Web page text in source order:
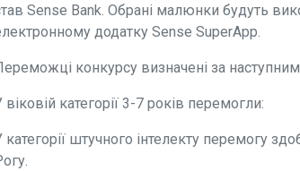
Sense Bank. Обрані малюнки будуть
додатку Sense SuperApp.
конкурсу визначені за
віковій категорії 3-7 років перемогли:
категорії штучного інтелекту перемогу